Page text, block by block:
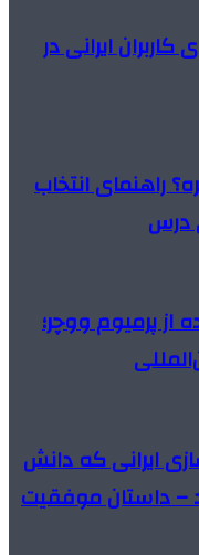
ایرانی در
راهنمای انتخاب
درس
از پرمیوم ووچر؛
ایرانی که دانش
– داستان موفقیت